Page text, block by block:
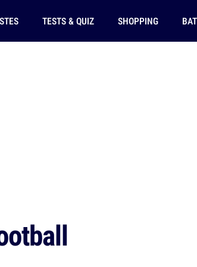
TESTS & QUIZ SHOPPING